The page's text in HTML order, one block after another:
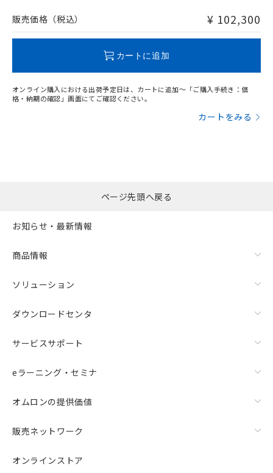
販売価格（税込） ¥ 102,300
カートに追加
オンライン購入における出荷予定日は、カートに追加～「ご購入手続き：価
格・納期の確認」画面にてご確認ください。
カートをみる
ページ先頭へ戻る
お知らせ・最新情報
商品情報
ソリューション
ダウンロードセンタ
サービスサポート
eラーニング・セミナ
オムロンの提供価値
販売ネットワーク
オンラインストア